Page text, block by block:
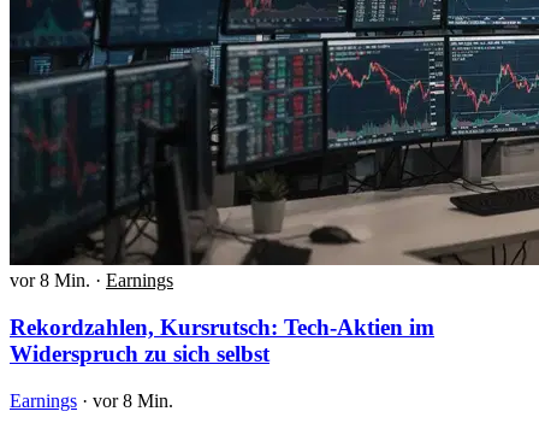
vor 8 Min. · Earnings
Rekordzahlen, Kursrutsch: Tech-Aktien im
Widerspruch zu sich selbst
Earnings · vor 8 Min.